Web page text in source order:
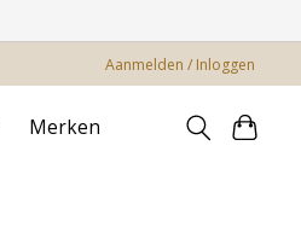
Aanmelden / Inloggen
Merken